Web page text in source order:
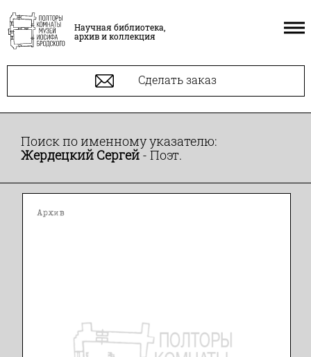
Научная библиотека,
архив и коллекция
Сделать заказ
Поиск по именному указателю:
Жердецкий Сергей - Поэт.
Архив